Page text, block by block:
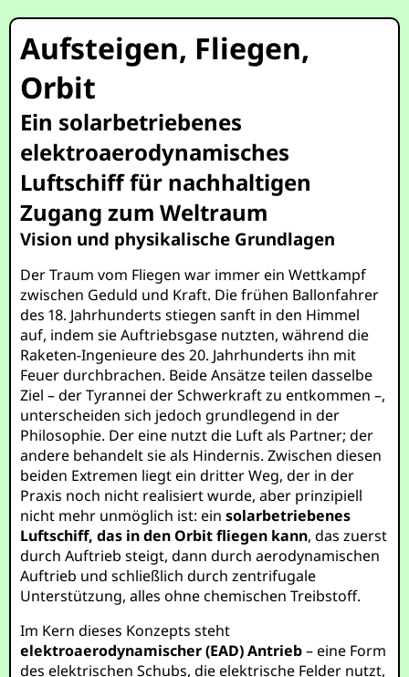
Aufsteigen, Fliegen,
Orbit
Ein solarbetriebenes
elektroaerodynamisches
Luftschiff für nachhaltigen
Zugang zum Weltraum
Vision und physikalische Grundlagen
Der Traum vom Fliegen war immer ein Wettkampf
zwischen Geduld und Kraft. Die frühen Ballonfahrer
des 18. Jahrhunderts stiegen sanft in den Himmel
auf, indem sie Auftriebsgase nutzten, während die
Raketen-Ingenieure des 20. Jahrhunderts ihn mit
Feuer durchbrachen. Beide Ansätze teilen dasselbe
Ziel – der Tyrannei der Schwerkraft zu entkommen –,
unterscheiden sich jedoch grundlegend in der
Philosophie. Der eine nutzt die Luft als Partner; der
andere behandelt sie als Hindernis. Zwischen diesen
beiden Extremen liegt ein dritter Weg, der in der
Praxis noch nicht realisiert wurde, aber prinzipiell
nicht mehr unmöglich ist: einsolarbetriebenes
Luftschiff, das in den Orbit fliegen kann, das zuerst
durch Auftrieb steigt, dann durch aerodynamischen
Auftrieb und schließlich durch zentrifugale
Unterstützung, alles ohne chemischen Treibstoff.
Im Kern dieses Konzepts steht
elektroaerodynamischer (EAD) Antrieb– eine Form
des elektrischen Schubs, die elektrische Felder nutzt,